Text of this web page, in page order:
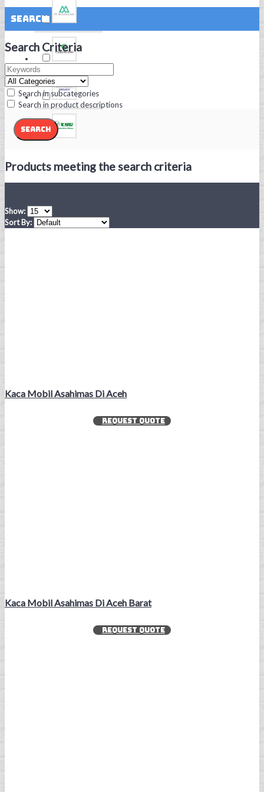
Search
Search Criteria
Search in subcategories
Search in product descriptions
Products meeting the search criteria
Show:
Sort By:
Kaca Mobil Asahimas Di Aceh
REQUEST QUOTE
Kaca Mobil Asahimas Di Aceh Barat
REQUEST QUOTE